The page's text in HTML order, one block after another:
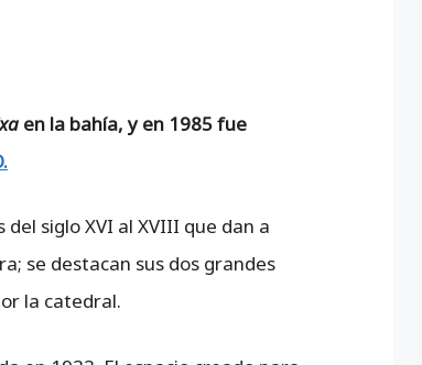
en la bahía, y en 1985 fue
siglo XVI al XVIII que dan a
se destacan sus dos grandes
la catedral.